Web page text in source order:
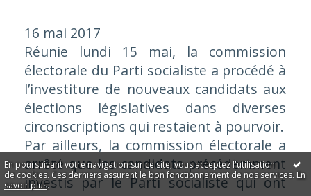
En poursuivant votre navigation sur ce site, vous acceptez l'utilisation
de cookies. Ces derniers assurent le bon fonctionnement de nos services. En
savoir plus.
16 mai 2017
Réunie lundi 15 mai, la commission
électorale du Parti socialiste a procédé à
l’investiture de nouveaux candidats aux
élections législatives dans diverses
circonscriptions qui restaient à pourvoir.
Par ailleurs, la commission électorale a
arrêté que les candidats précédemment
investis par le Parti socialiste qui ont